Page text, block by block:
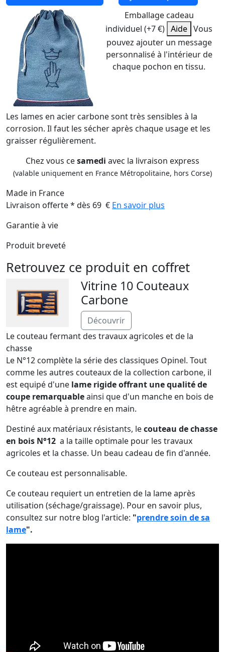
Emballage cadeau
individuel (+7 €) Aide Vous
pouvez ajouter un message
personnalisé à l'intérieur de
chaque pochon en tissu.
Les lames en acier carbone sont très sensibles à la
corrosion. Il faut les sécher après chaque usage et les
graisser régulièrement.
Chez vous cesamedi avec la livraison express
(valable uniquement en France Métropolitaine, hors Corse)
Made in France
Livraison offerte * dès 69 € En savoir plus
Garantie à vie
Produit breveté
Retrouvez ce produit en coffret
Vitrine 10 Couteaux
Carbone
Découvrir
Le couteau fermant des travaux agricoles et de la
chasse
Le N°12 complète la série des classiques Opinel. Tout
comme les autres couteaux de la collection carbone, il
est equipé d'une lame rigide offrant une qualité de
coupe remarquableainsi que d'un manche en bois de
hêtre agréable à prendre en main.
Destiné aux matériaux résistants, lecouteau de chasse
en bois N°12 a la taille optimale pour les travaux
agricoles et la chasse. Un beau cadeau de fin d'année.
Ce couteau est personnalisable.
Ce couteau requiert un entretien de la lame après
utilisation (séchage/graissage). Pour en savoir plus,
consultez sur notre blog l'article: "prendre soin de sa
lame".